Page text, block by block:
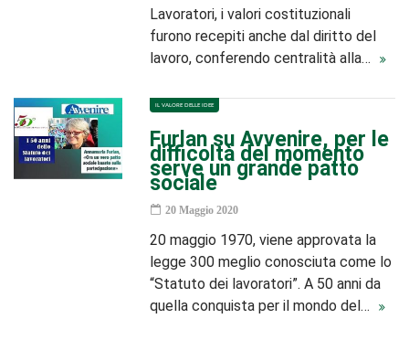
Lavoratori, i valori costituzionali
furono recepiti anche dal diritto del
lavoro, conferendo centralità alla…
IL VALORE DELLE IDEE
Furlan su Avvenire, per le
difficoltà del momento
serve un grande patto
sociale
20 Maggio 2020
20 maggio 1970, viene approvata la
legge 300 meglio conosciuta come lo
“Statuto dei lavoratori”. A 50 anni da
quella conquista per il mondo del…